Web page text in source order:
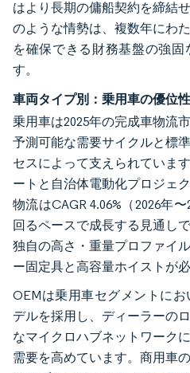
はより長期の傭船契約を締結
のような情勢は、複数年にわ
を確保できる財務基盤の強固
す。
車両タイプ別：乗用車の優位
乗用車は2025年の完成車物流
予測可能な需要サイクルと標
セスによって支えられていま
ートと自治体電動化プロジェ
物流はCAGR 4.06%（2026年
回るペースで成長する見通し
独自の高さ・重量プロファイ
ー固定具と高容量ホイストが
OEMは乗用車セグメントに
デルを採用し、ディーラーの
なマイクロハブネットワーク
需要を高めています。商用車